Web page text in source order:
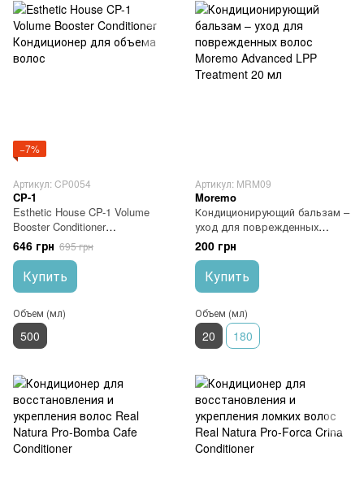
−7%
Артикул: CP0054
CP-1
Esthetic House CP-1 Volume
Booster Conditioner
Кондиционер для объема
волос
646 грн 695 грн
Купить
Объем (мл)
500
Артикул: MRM09
Moremo
Кондиционирующий бальзам –
уход для поврежденных
волос Moremo Advanced LPP
Treatment 20 мл
200 грн
Купить
Объем (мл)
20 180